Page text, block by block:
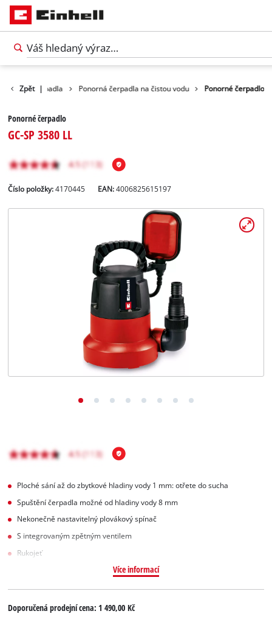
Zpět |
Vodní čerpadla Ponorná čerpadla na čistou vodu Ponorné čerpadlo
Ponorné čerpadlo
GC-SP 3580 LL
Číslo položky: 4170445 EAN:4006825615197
Ploché sání až do zbytkové hladiny vody 1 mm: otřete do sucha
Spuštění čerpadla možné od hladiny vody 8 mm
Nekonečně nastavitelný plovákový spínač
S integrovaným zpětným ventilem
Rukojeť
Více informací
Doporučená prodejní cena:1 490,00 Kč